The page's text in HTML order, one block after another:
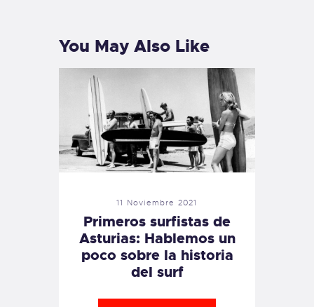
You May Also Like
11 Noviembre 2021
Primeros surfistas de
Asturias: Hablemos un
poco sobre la historia
del surf